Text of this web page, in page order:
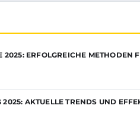
2025: ERFOLGREICHE METHODEN
2025: AKTUELLE TRENDS UND